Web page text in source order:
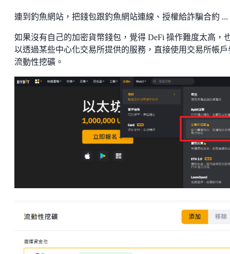
連到釣魚網站，把錢包跟釣魚網站連線、授權給詐騙合約 ...
如果沒有自己的加密貨幣錢包，覺得 DeFi 操作難度太高，
以透過某些中心化交易所提供的服務，直接使用交易所帳戶
流動性挖礦。